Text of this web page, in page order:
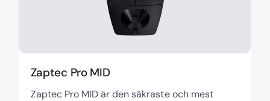
Zaptec Pro MID
Zaptec Pro MID är den säkraste och mest